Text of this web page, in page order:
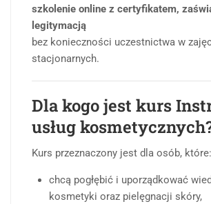
szkolenie online z certyfikatem,
legitymacją
bez konieczności uczestnictwa w
stacjonarnych.
Dla kogo jest kurs
usług
Kurs przeznaczony jest dla osób, które:
chcą pogłębić i uporządkować
kosmetyki oraz pielęgnacji skóry,